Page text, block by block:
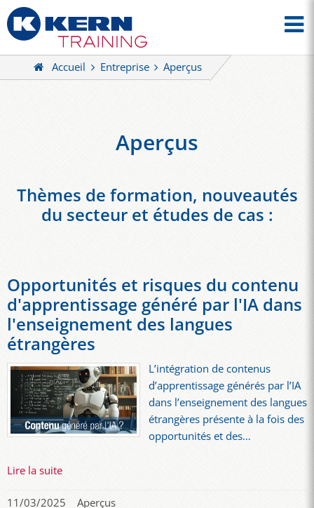
Accueil Entreprise Aperçus
Aperçus
Thèmes de formation, nouveautés
du secteur et études de cas :
Opportunités et risques du contenu
d'apprentissage généré par l'IA dans
l'enseignement des langues
étrangères
L’intégration de contenus
d’apprentissage générés par l’IA
dans l’enseignement des langues
étrangères présente à la fois des
opportunités et des…
Lire la suite
11/03/2025 Aperçus